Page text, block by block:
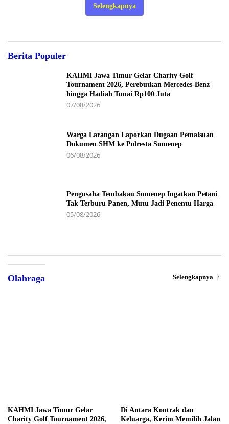
Selengkapnya
Berita Populer
KAHMI Jawa Timur Gelar Charity Golf
Tournament 2026, Perebutkan Mercedes-Benz
hingga Hadiah Tunai Rp100 Juta
07/08/2026
Warga Larangan Laporkan Dugaan Pemalsuan
Dokumen SHM ke Polresta Sumenep
06/08/2026
Pengusaha Tembakau Sumenep Ingatkan Petani
Tak Terburu Panen, Mutu Jadi Penentu Harga
05/08/2026
Olahraga Selengkapnya
KAHMI Jawa Timur Gelar
Charity Golf Tournament 2026,
Di Antara Kontrak dan
Keluarga, Kerim Memilih Jalan